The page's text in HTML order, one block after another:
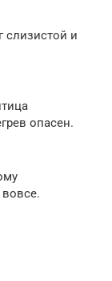
слизистой и
опасен.